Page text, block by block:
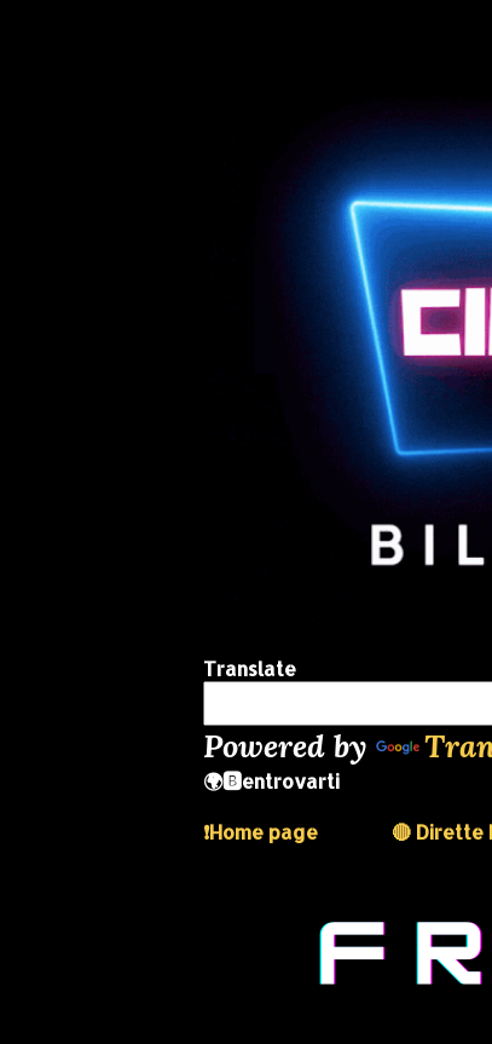
Translate
Powered by
🌍🅱️entrovarti
❗️Home page
🔴 Dirette